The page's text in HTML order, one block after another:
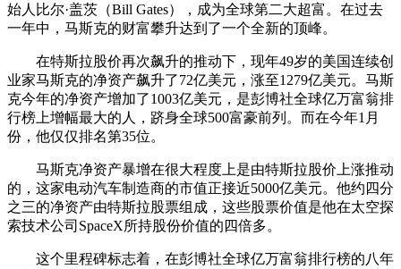
始人比尔·盖茨（Bill Gates），成为全球第二大超富。在过去
一年中，马斯克的财富攀升达到了一个全新的顶峰。
在特斯拉股价再次飙升的推动下，现年49岁的美国连续创
业家马斯克的净资产飙升了72亿美元，涨至1279亿美元。马斯
克今年的净资产增加了1003亿美元，是彭博社全球亿万富翁排
行榜上增幅最大的人，跻身全球500富豪前列。而在今年1月
份，他仅仅排名第35位。
马斯克净资产暴增在很大程度上是由特斯拉股价上涨推动
的，这家电动汽车制造商的市值正接近5000亿美元。他约四分
之三的净资产由特斯拉股票组成，这些股票价值是他在太空探
索技术公司SpaceX所持股份价值的四倍多。
这个里程碑标志着，在彭博社全球亿万富翁排行榜的八年